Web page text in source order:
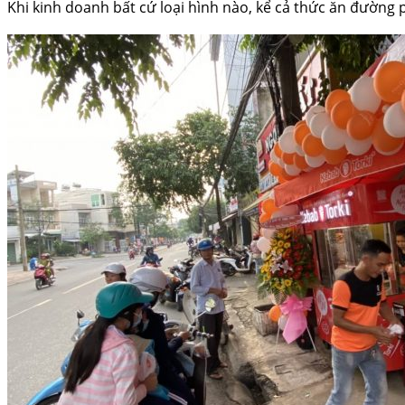
Khi kinh doanh bất cứ loại hình nào, kể cả thức ăn đường